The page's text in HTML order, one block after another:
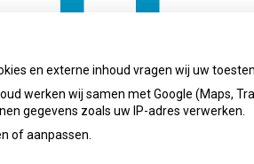
Geregistreerd
dyslexiebehandelaar
en externe inhoud vragen wij uw
werken wij samen met Google (Maps,
gegevens zoals uw IP-adres verwerken.
of aanpassen.